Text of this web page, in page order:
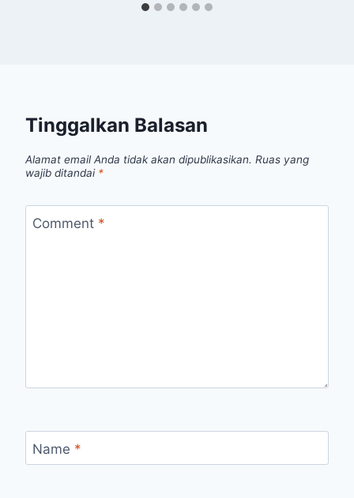
Tinggalkan Balasan
Alamat email Anda tidak akan dipublikasikan. Ruas yang
wajib ditandai *
Comment *
Name *